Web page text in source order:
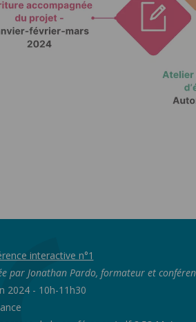
interactive n°1
par Jonathan Pardo, formateur et
2024 - 10h-11h30